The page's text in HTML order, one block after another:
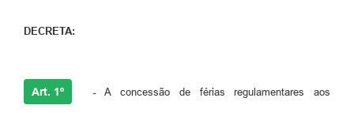
DECRETA:
Art. 1º -A concessão de férias regulamentares aos